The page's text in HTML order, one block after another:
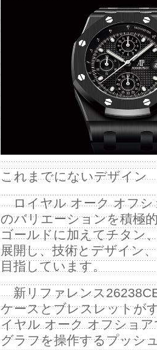
これまでにないデザイン
ロイヤル オーク オフシ
のバリエーションを積極
ゴールドに加えてチタン
展開し、技術とデザイン
目指しています。
新リファレンス
ケースとブレスレットが
イヤル オーク オフショ
グラフを操作するプッシ